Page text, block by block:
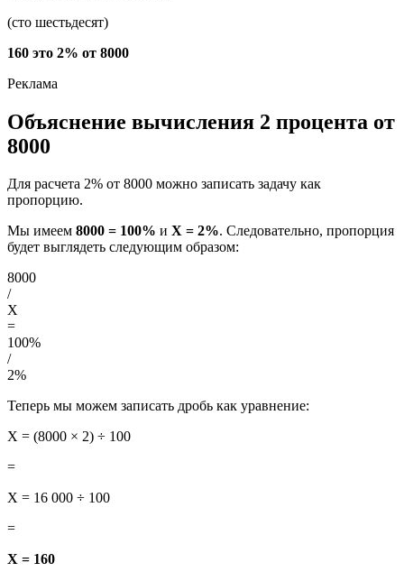
(сто шестьдесят)
160 это 2% от 8000
Объяснение вычисления 2 процента от
8000
Для расчета 2% от 8000 можно записать задачу как
пропорцию.
Мы имеем 8000 = 100% и X = 2%. Следовательно, пропорция
будет выглядеть следующим образом:
8000
/
X
=
100%
/
2%
Теперь мы можем записать дробь как уравнение:
X = (8000 × 2) ÷ 100
=
X = 16 000 ÷ 100
=
X = 160